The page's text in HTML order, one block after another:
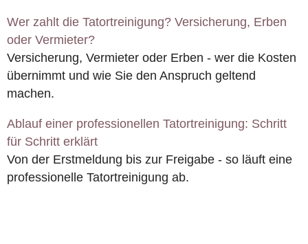
Wer zahlt die Tatortreinigung? Versicherung, Erben
oder Vermieter?
Versicherung, Vermieter oder Erben - wer die Kosten
übernimmt und wie Sie den Anspruch geltend
machen.
Ablauf einer professionellen Tatortreinigung: Schritt
für Schritt erklärt
Von der Erstmeldung bis zur Freigabe - so läuft eine
professionelle Tatortreinigung ab.